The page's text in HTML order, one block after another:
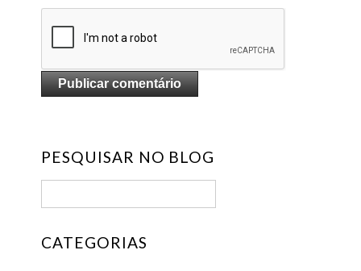
PESQUISAR NO BLOG
CATEGORIAS